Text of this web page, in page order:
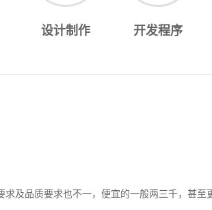
设计制作 开发程序
及品质要求也不一，便宜的一般两三千，甚至